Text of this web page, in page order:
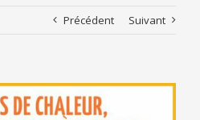
Précédent Suivant